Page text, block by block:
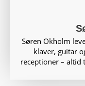
Søren Okholm
klaver, guitar
receptioner – altid